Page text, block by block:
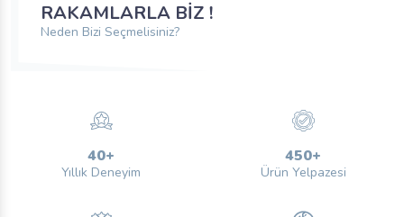
RAKAMLARLA BİZ !
Neden Bizi Seçmelisiniz?
40+
Yıllık Deneyim
450+
Ürün Yelpazesi